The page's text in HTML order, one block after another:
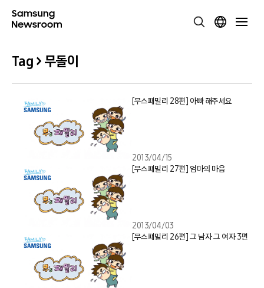
Tag > 무돌이
[무스패밀리 28편] 아빠 해주세요
2013/04/15
[무스패밀리 27편] 엄마의 마음
2013/04/03
[무스패밀리 26편] 그 남자 그 여자 3편